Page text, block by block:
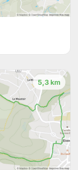
5,3 km